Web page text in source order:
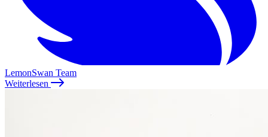
LemonSwan Team
Weiterlesen